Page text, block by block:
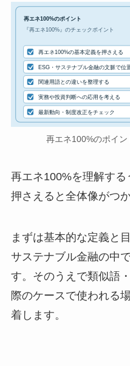
再エネ100%のポイント
『再エネ100%』のチェックポイント
再エネ100%の基本定義を押さえる
ESG・サステナブル金融の文脈で位
関連用語との違いを整理する
実務や投資判断への応用を考える
最新動向・制度改正をチェック
再エネ100%のポイ
再エネ100%を理解す
押さえると全体像がつ
まずは基本的な定義と
サステナブル金融の中
す。そのうえで類似語
際のケースで使われる
着します。